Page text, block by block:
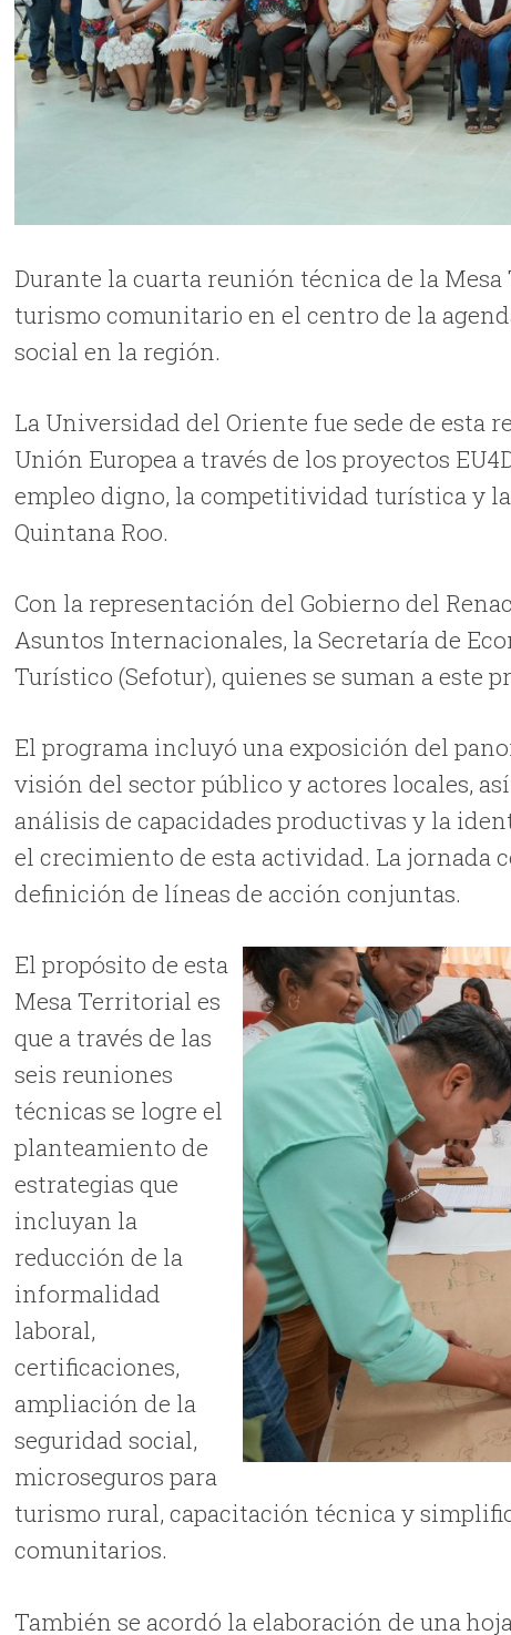
Durante la cuarta reunión técnica de la
turismo comunitario en el centro de la
social en la región.
La Universidad del Oriente fue sede de esta
Unión Europea a través de los proyectos
empleo digno, la competitividad turística y
Quintana Roo.
Con la representación del Gobierno del
Asuntos Internacionales, la Secretaría de
Turístico (Sefotur), quienes se suman a este
El programa incluyó una exposición del
visión del sector público y actores locales,
análisis de capacidades productivas y la
el crecimiento de esta actividad. La jornada
definición de líneas de acción conjuntas.
El propósito de esta
Mesa Territorial es
que a través de las
seis reuniones
técnicas se logre el
planteamiento de
estrategias que
incluyan la
reducción de la
informalidad
laboral,
certificaciones,
ampliación de la
seguridad social,
microseguros para
turismo rural, capacitación técnica y
comunitarios.
También se acordó la elaboración de una